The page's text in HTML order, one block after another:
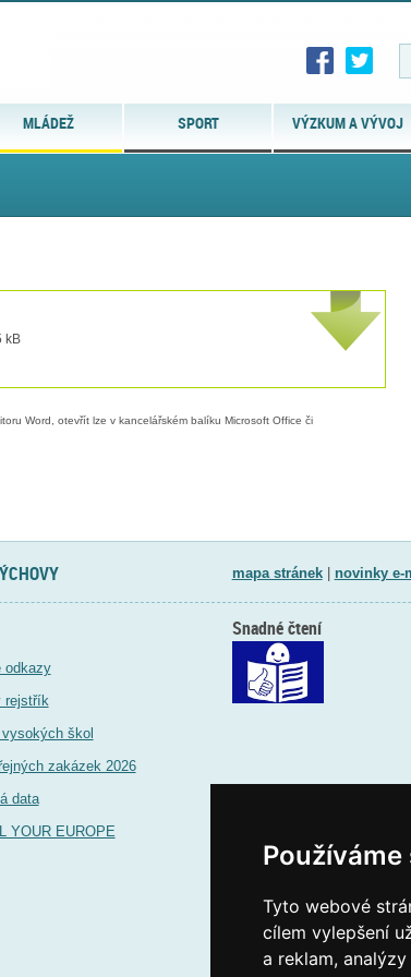
Tyto webové
cílem vylepšení
a reklam,
MLÁDEŽ SPORT VÝZKUM A VÝVOJ
kB
Word, otevřít lze v kancelářském balíku Microsoft Office či
mapa stránek| novinky e-
odkazy
rejstřík
vysokých škol
zakázek 2026
data
YOUR EUROPE
Snadné čtení